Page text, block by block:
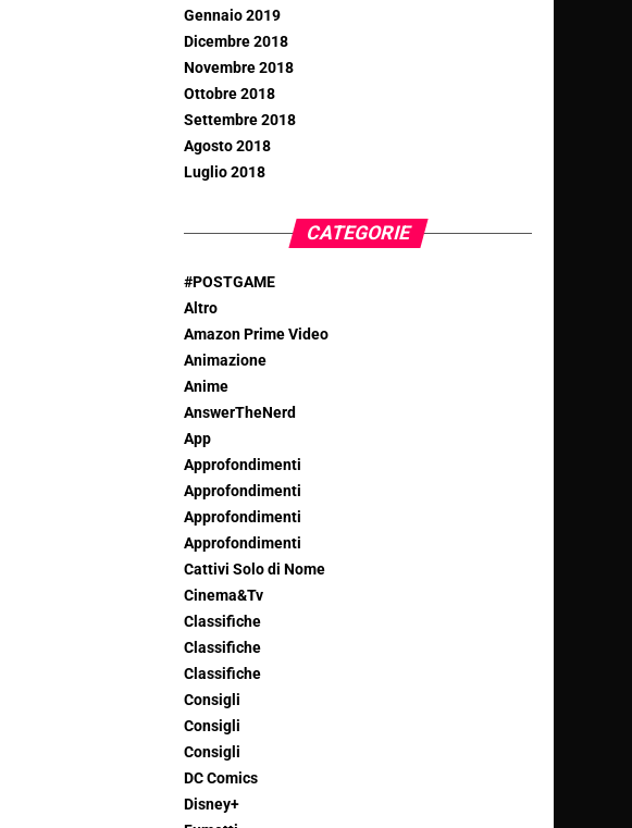
Gennaio 2019
Dicembre 2018
Novembre 2018
Ottobre 2018
Settembre 2018
Agosto 2018
Luglio 2018
CATEGORIE
#POSTGAME
Altro
Amazon Prime Video
Animazione
Anime
AnswerTheNerd
App
Approfondimenti
Approfondimenti
Approfondimenti
Approfondimenti
Cattivi Solo di Nome
Cinema&Tv
Classifiche
Classifiche
Classifiche
Consigli
Consigli
Consigli
DC Comics
Disney+